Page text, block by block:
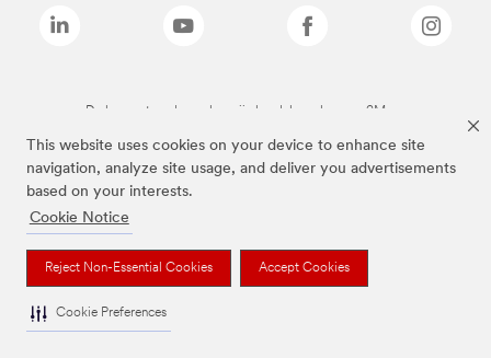
This website uses cookies on your device to enhance site
navigation, analyze site usage, and deliver you advertisements
based on your interests.
Cookie Notice
Reject Non-Essential Cookies Accept Cookies
Cookie Preferences
De bovenstaande merken zijn handelsmerken van 3M.we